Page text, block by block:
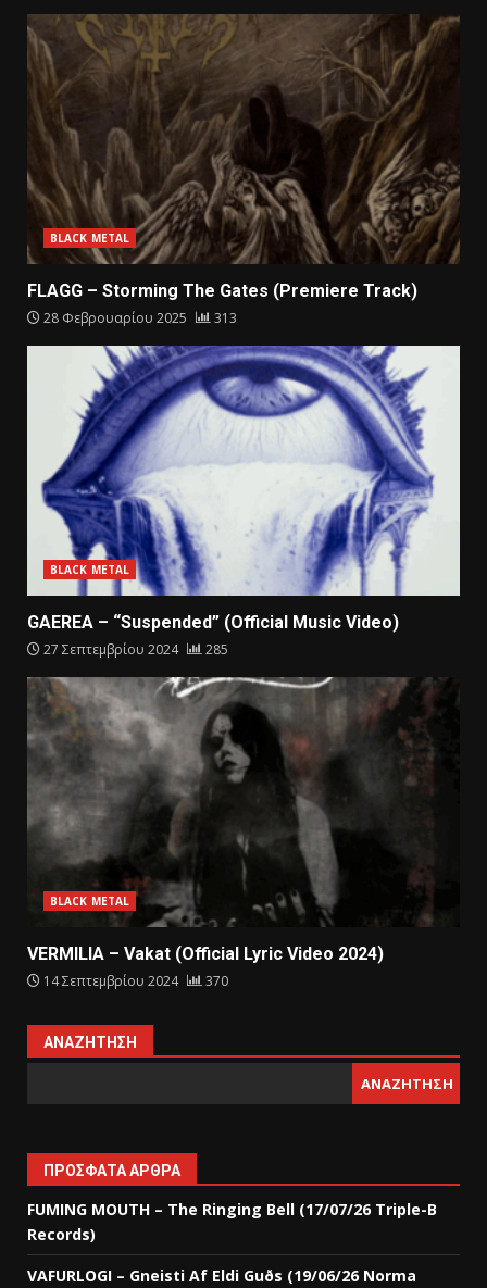
BLACK METAL
FLAGG – Storming The Gates (Premiere Track)
28 Φεβρουαρίου 2025 313
BLACK METAL
GAEREA – “Suspended” (Official Music Video)
27 Σεπτεμβρίου 2024 285
BLACK METAL
VERMILIA – Vakat (Official Lyric Video 2024)
14 Σεπτεμβρίου 2024 370
ΑΝΑΖΉΤΗΣΗ
ΑΝΑΖΉΤΗΣΗ
ΠΡΌΣΦΑΤΑ ΆΡΘΡΑ
FUMING MOUTH – The Ringing Bell (17/07/26 Triple-B
Records)
VAFURLOGI – Gneisti Af Eldi Guðs (19/06/26 Norma